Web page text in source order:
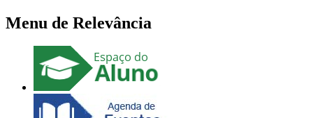
Menu de Relevância